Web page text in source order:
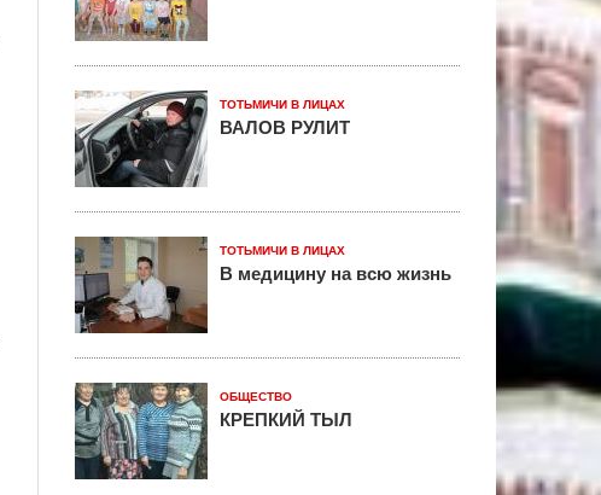
ТОТЬМИЧИ В ЛИЦАХ
ВАЛОВ РУЛИТ
ТОТЬМИЧИ В ЛИЦАХ
В медицину на всю жизнь
ОБЩЕСТВО
КРЕПКИЙ ТЫЛ